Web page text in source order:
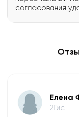
согласования
Елена
2Гис